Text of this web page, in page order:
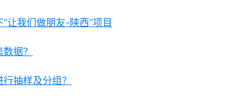
让我们做朋友-陕西”项目
据？
抽样及分组？